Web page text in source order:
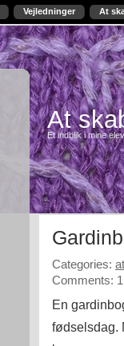
Vejledninger At
At
Et indblik i mine
Categories:
Comments: 1
En
fødselsdag.